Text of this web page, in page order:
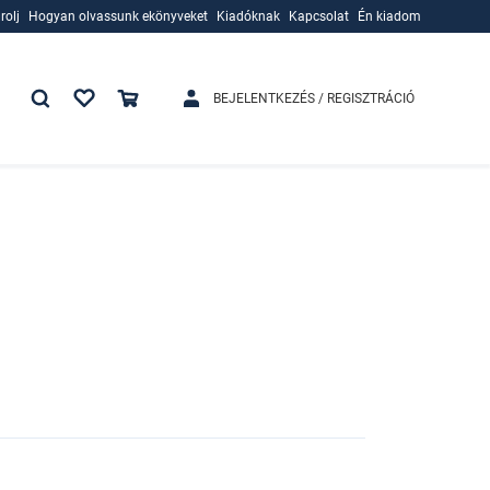
Hogyan olvassunk ekönyveket
Kiadóknak
Kapcsolat Én kiadom
BEJELENTKEZÉS / REGISZTRÁCIÓ